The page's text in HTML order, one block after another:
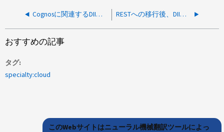
Cognosに関連するDIIインフラの変更によって、レポートやクエリへのアクセス方法が変わる場合がある RESTへの移行後、DII管理ユニットの消費量が2倍になった
おすすめの記事
タグ
specialty:cloud
このWebサイトはニューラル機械翻訳ツールによっ